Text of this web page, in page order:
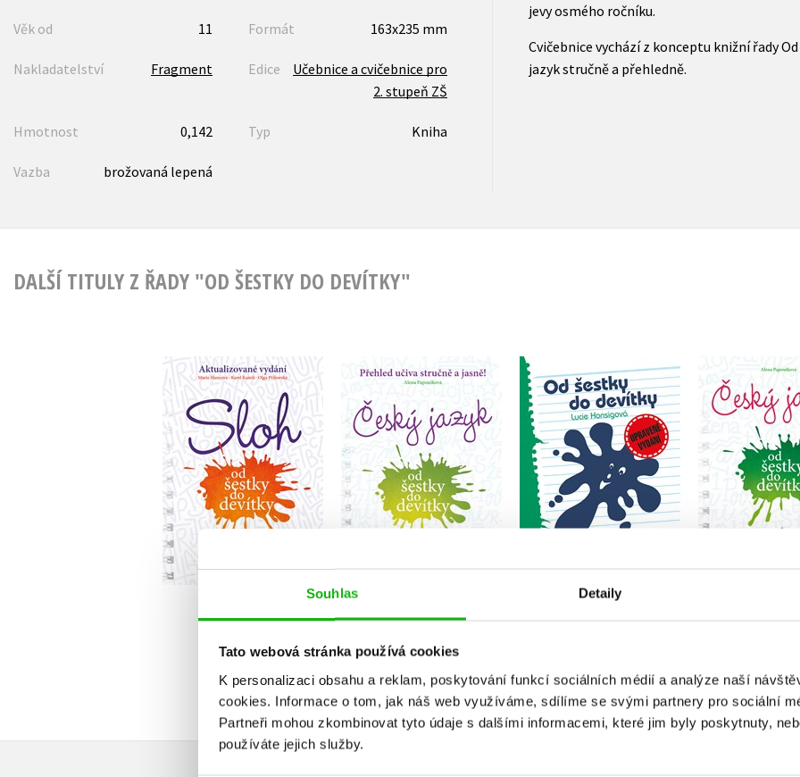
Souhlas Detaily
Tato webová stránka používá cookies
K personalizaci obsahu a reklam, poskytování funkcí sociálních médií a analýze naší
cookies. Informace o tom, jak náš web využíváme, sdílíme se svými partnery pro sociální
Partneři mohou zkombinovat tyto údaje s dalšími informacemi, které jim byly poskytnuty,
používáte jejich služby.
Věk od 11 Formát 163x235 mm
Nakladatelství Fragment Edice
Učebnice a cvičebnice pro
2. stupeň ZŠ
Hmotnost 0,142 Typ Kniha
Vazba brožovaná lepená
jevy osmého ročníku.
Cvičebnice vychází z konceptu knižní řady
jazyk stručně a přehledně.
DALŠÍ TITULY Z ŘADY "OD ŠESTKY DO DEVÍTKY"
Sloh od šestky do
devítky
Marie Hanzová
,
Karel Kamiš
,
Olga Příborská
Český jazyk od šestky
Alena Papoušková
Od šestky do devítky
Lucie Honsigová
Do košíku
Český jazyk
do devítky -
pro 6.
Alena